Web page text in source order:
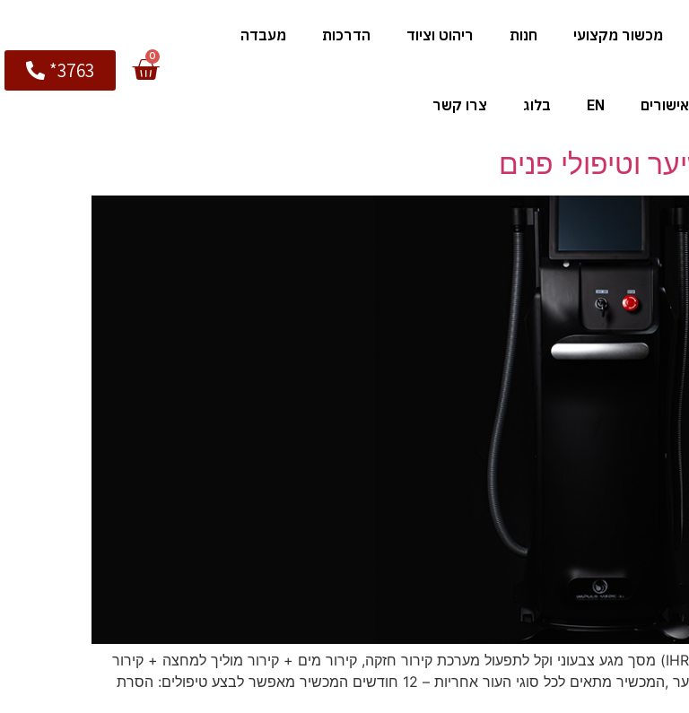
מכשור מקצועי חנות ריהוט וציוד הדרכות מעבדה
אישורים EN בלוג צרו קשר
0
3763*
מערכת EVO 14 כוללת 3 טכנולוגיות בתוך מכשיר אחד (IHR/OPT,IPL & RF) מסך מגע צבעוני וקל לתפעול מערכת קירור חזקה, קירור מים + קירור מוליך למחצה + קירור
אוויר מערכת מומחית עם אפשרות הגדרת צבע עור ופיגמנט של צבע שיער ,המכשיר מתאים לכל סוגי העור אחריות – 12 חודשים המכשיר מאפשר לבצע טיפולים: הסרת